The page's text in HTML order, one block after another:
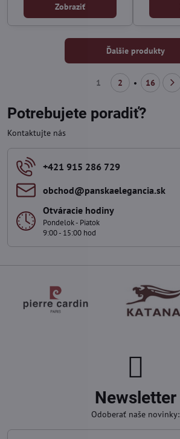
Zobraziť
Ďalšie produkty
1 2 16
Potrebujete poradiť?
Kontaktujte nás
+421 915 286 729
obchod​@panskaelegancia​.sk
Otváracie hodiny
Pondelok - Piatok
9:00 - 15:00 hod
Newsletter
Odoberať naše novinky: